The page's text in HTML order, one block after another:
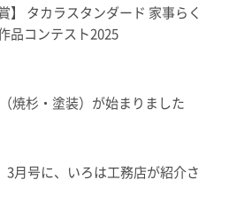
】 タカラスタンダード 家事らく
品コンテスト2025
焼杉・塗装）が始まりました
3月号に、いろは工務店が紹介さ